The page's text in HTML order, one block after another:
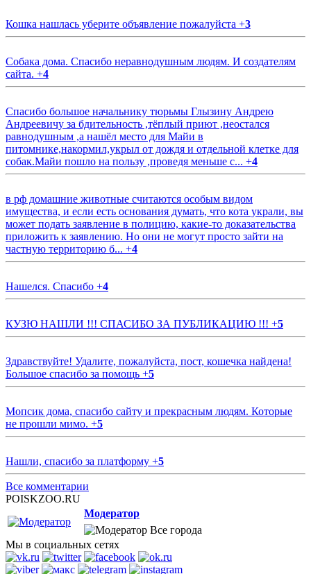
Кошка нашлась уберите объявление пожалуйста +3
Собака дома. Спасибо неравнодушным людям. И создателям
сайта. +4
Спасибо большое начальнику тюрьмы Глызину Андрею
Андреевичу за бдительность ,тёплый приют ,неостался
равнодушным ,а нашёл место для Майи в
питомнике,накормил,укрыл от дождя и отдельной клетке для
собак.Майи пошло на пользу ,проведя меньше с... +4
в рф домашние животные считаются особым видом
имущества, и если есть основания думать, что кота украли, вы
может подать заявление в полицию, какие-то доказательства
приложить к заявлению. Но они не могут просто зайти на
частную территорию б... +4
Нашелся. Спасибо +4
КУЗЮ НАШЛИ !!! СПАСИБО ЗА ПУБЛИКАЦИЮ !!! +5
Здравствуйте! Удалите, пожалуйста, пост, кошечка найдена!
Большое спасибо за помощь +5
Мопсик дома, спасибо сайту и прекрасным людям. Которые
не прошли мимо. +5
Нашли, спасибо за платформу +5
Все комментарии
POISKZOO.RU
Модератор
Все города
Мы в социальных сетях